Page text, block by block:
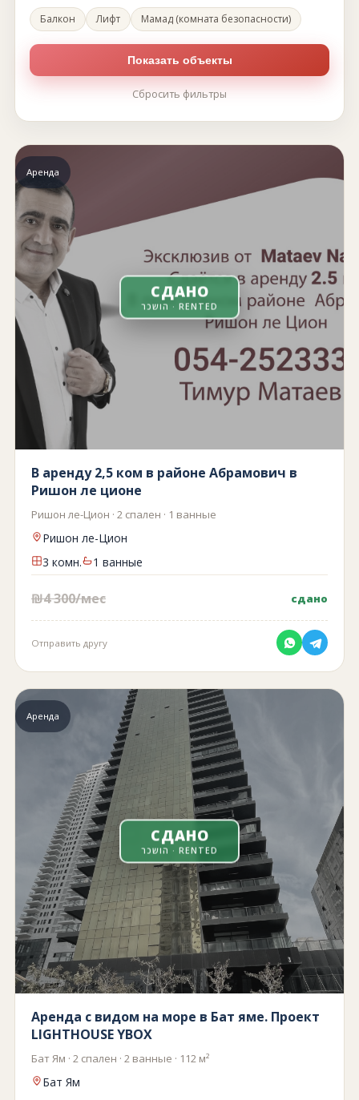
Балкон Лифт Мамад (комната безопасности)
Показать объекты
Сбросить фильтры
Аренда
СДАНО
הושכר · RENTED
В аренду 2,5 ком в районе Абрамович в
Ришон ле ционе
Ришон ле-Цион · 2 спален · 1 ванные
Ришон ле-Цион
3 комн.
1 ванные
₪4 300/мес сдано
Отправить другу
Аренда
СДАНО
הושכר · RENTED
Аренда с видом на море в Бат яме. Проект
LIGHTHOUSE YBOX
Бат Ям · 2 спален · 2 ванные · 112 м²
Бат Ям